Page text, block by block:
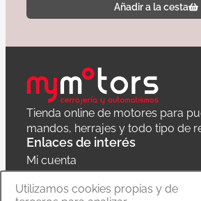
Añadir a la cesta
Tienda online de motores para
mandos, herrajes y todo tipo de
Enlaces de interés
Mi cuenta
Política de privacidad
Utilizamos cookies propias y de